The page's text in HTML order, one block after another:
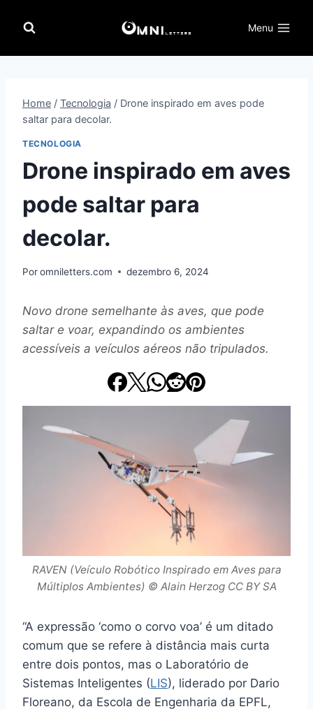
para
Menu
Home / Tecnologia / Drone inspirado em aves pode
saltar para decolar.
TECNOLOGIA
Drone inspirado em aves
pode saltar para
decolar.
Poromniletters.com dezembro 6, 2024
Novo drone semelhante às aves, que pode
saltar e voar, expandindo os ambientes
acessíveis a veículos aéreos não tripulados.
RAVEN (Veículo Robótico Inspirado em Aves para
Múltiplos Ambientes) © Alain Herzog CC BY SA
“A expressão ‘como o corvo voa’ é um ditado
comum que se refere à distância mais curta
entre dois pontos, mas o Laboratório de
Sistemas Inteligentes (LIS), liderado por Dario
Floreano, da Escola de Engenharia da EPFL,